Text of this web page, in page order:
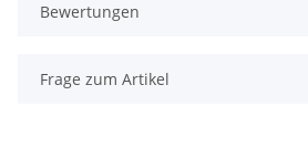
Bewertungen
Frage zum Artikel